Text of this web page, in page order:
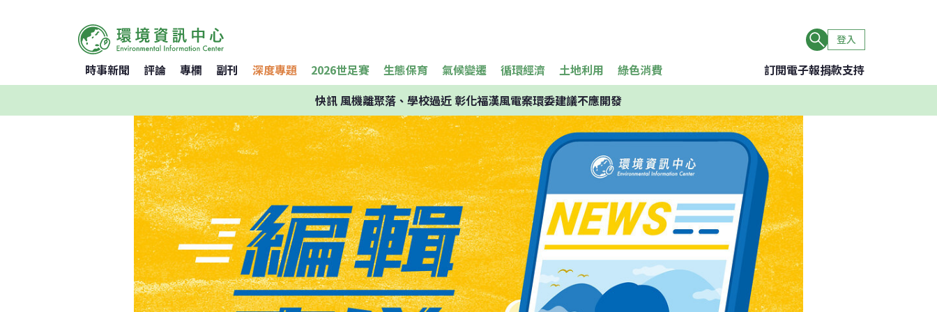
登入
時事新聞 評論 專欄 副刊 深度專題 2026世足賽 生態保育 氣候變遷 循環經濟 土地利用 綠色消費 訂閱電子報捐款支持
快訊風機離聚落、學校過近 彰化福漢風電案環委建議不應開發